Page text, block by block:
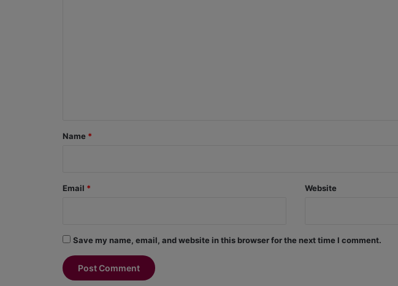
*
Name *
Email * Website
Save my name, email, and website in this browser for the next time I comment.